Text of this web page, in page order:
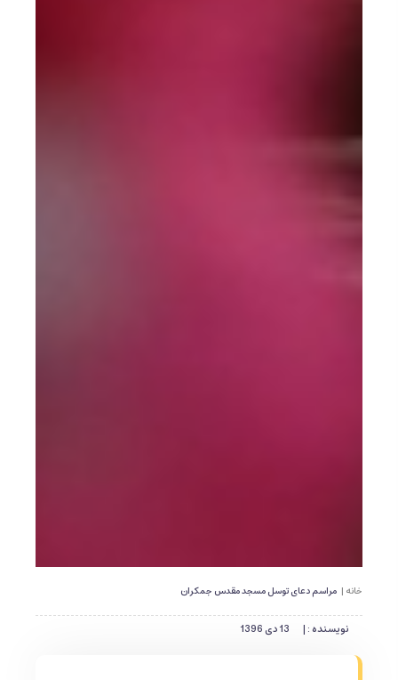
خانه | مراسم دعای توسل مسجد مقدس جمکران
نویسنده : | 13 دی 1396